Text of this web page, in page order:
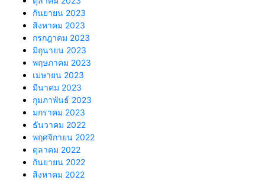
กันยายน 2023
สิงหาคม 2023
กรกฎาคม 2023
มิถุนายน 2023
พฤษภาคม 2023
เมษายน 2023
มีนาคม 2023
กุมภาพันธ์ 2023
มกราคม 2023
ธันวาคม 2022
พฤศจิกายน 2022
ตุลาคม 2022
กันยายน 2022
สิงหาคม 2022